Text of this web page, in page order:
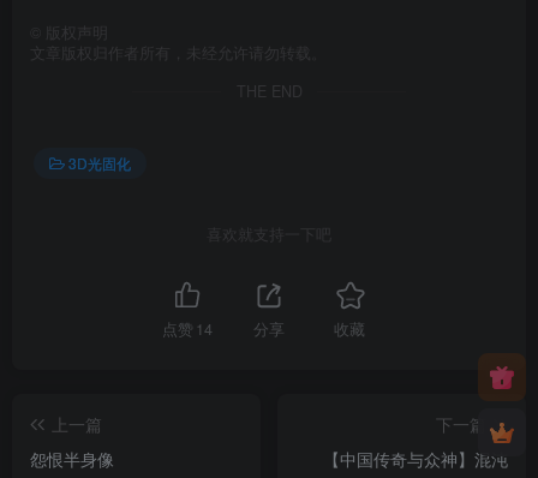
版权声明
文章版权归作者所有，未经允许请勿转载。
THE END
3D光固化
喜欢就支持一下吧
点赞 14 分享 收藏
上一篇
怨恨半身像
下一篇
【中国传奇与众神】混沌